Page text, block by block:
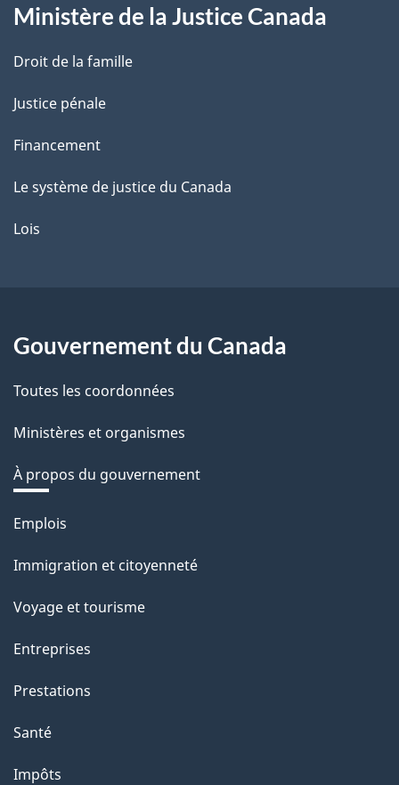
e
Ministère de la Justice Canada
Droit de la famille
Justice pénale
Financement
Le système de justice du Canada
Lois
Gouvernement du Canada
Toutes les coordonnées
Ministères et organismes
À propos du gouvernement
Thèmes
sujets
Emplois
Immigration et citoyenneté
Voyage et tourisme
Entreprises
Prestations
Santé
Impôts